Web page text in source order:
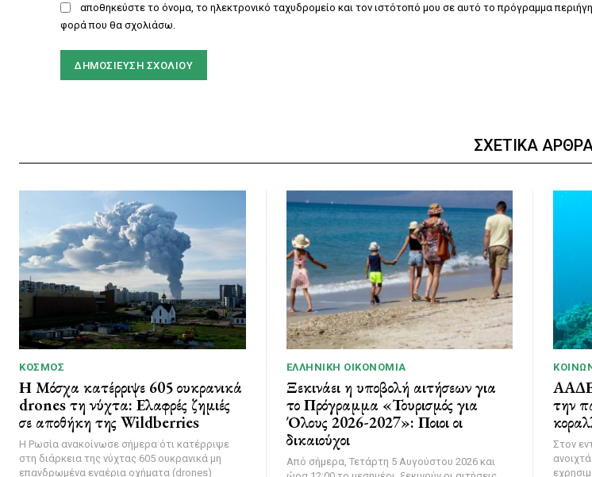
αποθηκεύστε το όνομα, το ηλεκτρονικό ταχυδρομείο και τον ιστότοπό μου σε αυτό το πρόγραμμα
φορά που θα σχολιάσω.
ΣΧΕΤΙΚΑ
ΚΌΣΜΟΣ
Η Μόσχα κατέρριψε 605 ουκρανικά
drones τη νύχτα: Ελαφρές ζημιές
σε αποθήκη της Wildberries
Η Ρωσία ανακοίνωσε σήμερα ότι κατέρριψε
στη διάρκεια της νύχτας 605 ουκρανικά μη
επανδρωμένα εναέρια οχήματα (drones)
ΕΛΛΗΝΙΚΉ ΟΙΚΟΝΟΜΊΑ
Ξεκινάει η υποβολή αιτήσεων για
το Πρόγραμμα «Τουρισμός για
Όλους 2026-2027»: Ποιοι οι
δικαιούχοι
Από σήμερα, Τετάρτη 5 Αυγούστου 2026 και
την
Στον